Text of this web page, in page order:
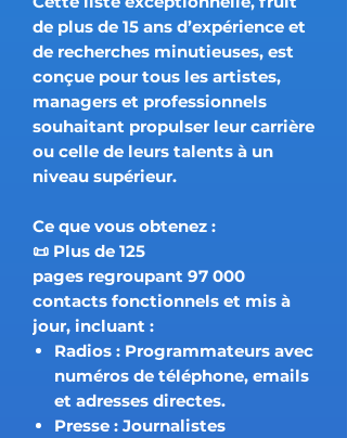
de plus de 15 ans d’expérience et
de recherches minutieuses, est
conçue pour tous les artistes,
managers et professionnels
souhaitant propulser leur carrière
ou celle de leurs talents à un
niveau supérieur.
Ce que vous obtenez :
📜 Plus de 125
pages regroupant 97 000
contacts fonctionnels et mis à
jour, incluant :
Radios : Programmateurs avec
numéros de téléphone, emails
et adresses directes.
Presse : Journalistes